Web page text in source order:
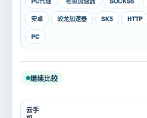
安卓
蛟龙加速器 SK5 HTTP
PC
继续比较
云手